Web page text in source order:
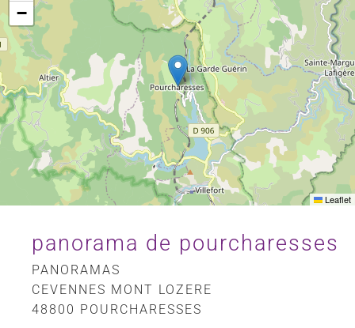
−
Leaflet
panorama de pourcharesses
PANORAMAS
CEVENNES MONT LOZERE
48800 POURCHARESSES